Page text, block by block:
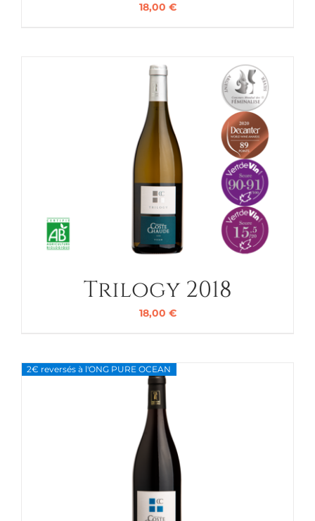
18,00 €
Trilogy 2018
18,00 €
2€ reversés à l'ONG PURE OCEAN